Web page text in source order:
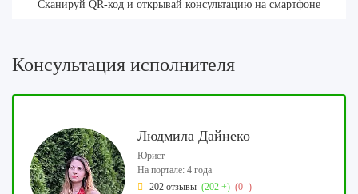
Сканируй QR-код и открывай консультацию на смартфоне
Консультация исполнителя
Людмила Дайнеко
Юрист
На портале: 4 года
202 отзывы (202 +) (0 -)